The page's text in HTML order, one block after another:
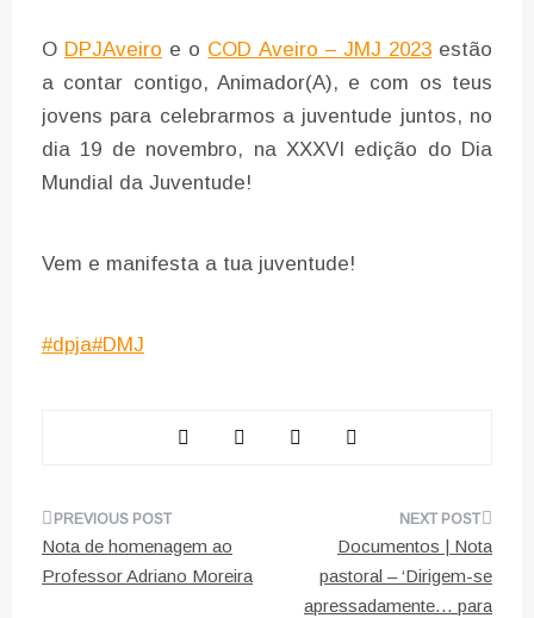
O DPJAveiro e o COD Aveiro – JMJ 2023estão
a contar contigo, Animador(A), e com os teus
jovens para celebrarmos a juventude juntos, no
dia 19 de novembro, na XXXVI edição do Dia
Mundial da Juventude!
Vem e manifesta a tua juventude!
#dpja#DMJ
Navegação
de
Nota de homenagem ao
Professor Adriano Moreira
Documentos | Nota
pastoral – ‘Dirigem-se
apressadamente… para